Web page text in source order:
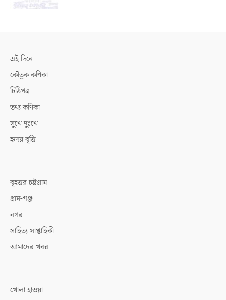
এই দিনে
কৌতুক কণিকা
চিঠিপত্র
তথ্য কণিকা
সুখে দুঃখে
হৃদয় বৃত্তি
বৃহত্তর চট্টগ্রাম
গ্রাম-গঞ্জ
নগর
সাহিত্য সাপ্তাহিকী
আমাদের খবর
খোলা হাওয়া